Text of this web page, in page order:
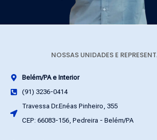
NOSSAS UNIDADES E
Belém/PA e Interior
(91) 3236-0414
Travessa Dr.Enéas Pinheiro, 355
CEP: 66083-156, Pedreira - Belém/PA